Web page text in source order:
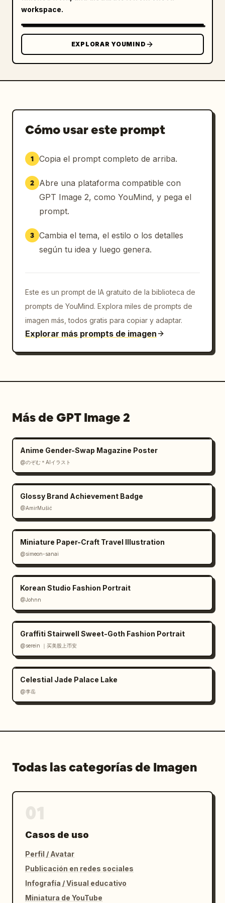
Estética de campaña de ropa deportiva de alta
costura
Iluminación profesional con softbox
Detalles nítidos y texturas de tela realistas
Superposiciones creativas de garabatos
blancos dibujados a mano
Calidad 8K ultra detallada
Sin texto, sin marca de agua, sin logotipo
Fotografía editorial de moda moderna,
fotorrealista y cinematográfica
partes del cuerpo duplicadas, anatomía
aspecto de CGI.
workspace.
EXPLORAR YOUMIND
Cómo usar este prompt
1 Copia el prompt completo de arriba.
2
Abre una plataforma compatible con
GPT Image 2, como YouMind, y pega el
prompt.
3 Cambia el tema, el estilo o los detalles
según tu idea y luego genera.
Este es un prompt de IA gratuito de la biblioteca de
prompts de YouMind. Explora miles de prompts de
imagen más, todos gratis para copiar y adaptar.
Explorar más prompts de imagen
Más de GPT Image 2
Anime Gender-Swap Magazine Poster
@のぞむ＊AIイラスト
Glossy Brand Achievement Badge
@AmirMušić
Miniature Paper-Craft Travel Illustration
@simeon-sanai
Korean Studio Fashion Portrait
@Johnn
Graffiti Stairwell Sweet-Goth Fashion Portrait
@serein ｜买美股上币安
Celestial Jade Palace Lake
@李岳
Todas las categorías de Imagen
Casos de uso
Perfil / Avatar
Publicación en redes sociales
Infografía / Visual educativo
Miniatura de YouTube